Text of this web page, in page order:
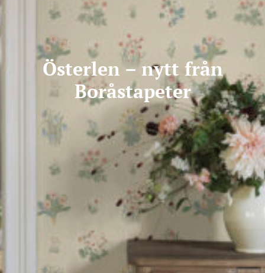
Österlen – nytt från
Boråstapeter